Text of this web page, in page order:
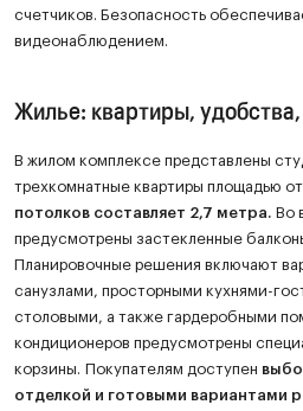
счетчиков. Безопасность
видеонаблюдением.
Жилье: квартиры,
В жилом комплексе представлены
трехкомнатные квартиры площадью
потолков составляет 2,7 метра.
Во
предусмотрены застекленные
Планировочные решения включают
санузлами, просторными кухнями-
столовыми, а также гардеробными
кондиционеров предусмотрены
корзины. Покупателям доступен
отделкой и готовыми вариантами